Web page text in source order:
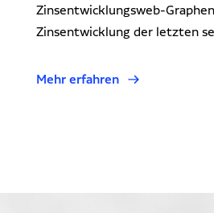
Zinsentwicklungsweb-
Zinsentwicklung der letzten
Mehr erfahren